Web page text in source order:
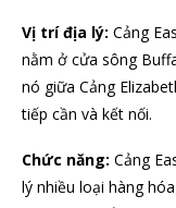
Vị trí địa lý: Cảng
nằm ở cửa sông
nó giữa Cảng
tiếp cần và kết nối.
Chức năng: Cảng
lý nhiều loại hàng